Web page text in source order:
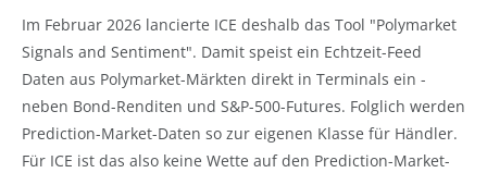
Im Februar 2026 lancierte ICE deshalb das Tool "Polymarket
Signals and Sentiment". Damit speist ein Echtzeit-Feed
Daten aus Polymarket-Märkten direkt in Terminals ein -
neben Bond-Renditen und S&P-500-Futures. Folglich werden
Prediction-Market-Daten so zur eigenen Klasse für Händler.
Für ICE ist das also keine Wette auf den Prediction-Market-